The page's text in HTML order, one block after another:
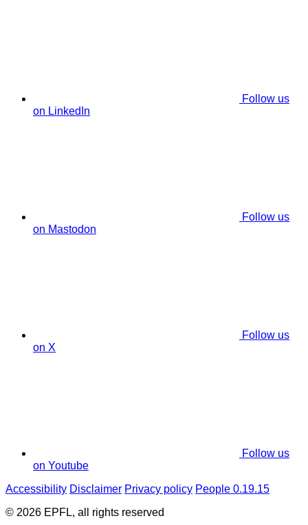
Follow us
on LinkedIn
Follow us
on Mastodon
Follow us
on X
Follow us
on Youtube
Accessibility Disclaimer Privacy policy People 0.19.15
© 2026 EPFL, all rights reserved